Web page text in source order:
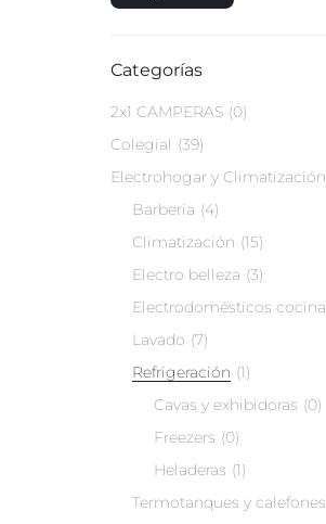
Categorías
2x1 CAMPERAS 0
Colegial
39
Electrohogar y Climatización
Barberia
4
Climatización 15
Electro belleza 3
Electrodomésticos cocina
Lavado 7
Refrigeración 1
Cavas y exhibidoras
0
Freezers
0
Heladeras 1
Termotanques y calefones